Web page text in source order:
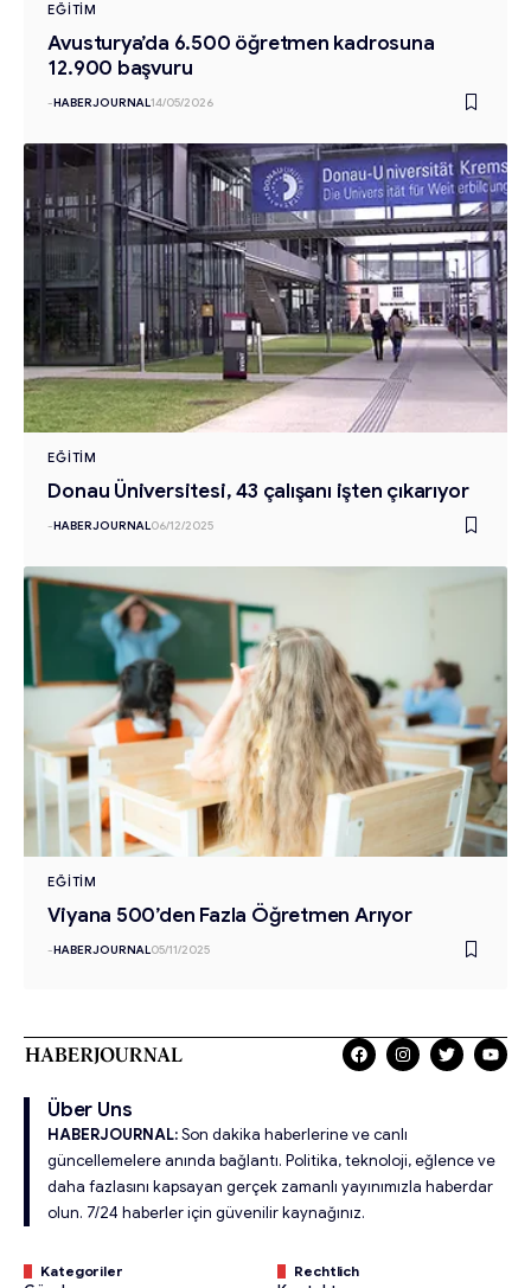
EĞITIM
Avusturya’da 6.500 öğretmen kadrosuna
12.900 başvuru
-HABERJOURNAL14/05/2026
EĞITIM
Donau Üniversitesi, 43 çalışanı işten çıkarıyor
-HABERJOURNAL06/12/2025
EĞITIM
Viyana 500’den Fazla Öğretmen Arıyor
-HABERJOURNAL05/11/2025
Über Uns
HABERJOURNAL:Son dakika haberlerine ve canlı
güncellemelere anında bağlantı. Politika, teknoloji, eğlence ve
daha fazlasını kapsayan gerçek zamanlı yayınımızla haberdar
olun. 7/24 haberler için güvenilir kaynağınız.
Kategoriler Rechtlich